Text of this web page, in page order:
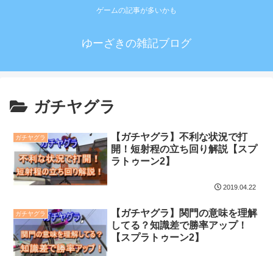
ゲームの記事が多いかも
ゆーざきの雑記ブログ
ガチヤグラ
ガチヤグラ
【ガチヤグラ】不利な状況で打
開！短射程の立ち回り解説【スプ
ラトゥーン2】
2019.04.22
ガチヤグラ
【ガチヤグラ】関門の意味を理解
してる？知識差で勝率アップ！
【スプラトゥーン2】